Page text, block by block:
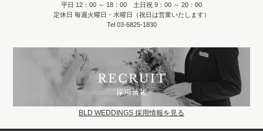
平日 12：00 ～ 18：00 土日祝 9：00 ～ 20：00
定休日 毎週火曜日・水曜日（祝日は営業いたします）
Tel 03-6825-1830
BLD WEDDINGS 採用情報を見る